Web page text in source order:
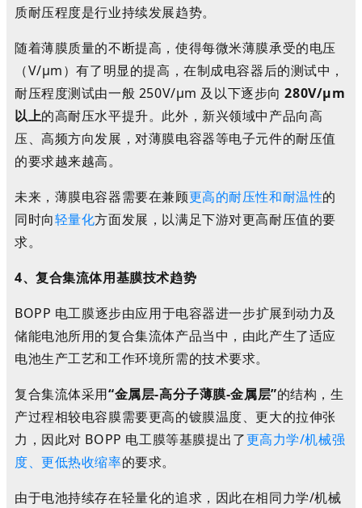
质耐压程度是行业持续发展趋势。
随着薄膜质量的不断提高，使得每微米薄膜承受的电压
（V/μm）有了明显的提高，在制成电容器后的测试中，
耐压程度测试由一般 250V/μm 及以下逐步向280V/μm
以上的高耐压水平提升。此外，新兴领域中产品向高
压、高频方向发展，对薄膜电容器等电子元件的耐压值
的要求越来越高。
未来，薄膜电容器需要在兼顾更高的耐压性和耐温性的
同时向轻量化方面发展，以满足下游对更高耐压值的要
求。
4、复合集流体用基膜技术趋势
BOPP 电工膜逐步由应用于电容器进一步扩展到动力及
储能电池所用的复合集流体产品当中，由此产生了适应
电池生产工艺和工作环境所需的技术要求。
复合集流体采用“金属层-高分子薄膜-金属层”的结构，生
产过程相较电容膜需要更高的镀膜温度、更大的拉伸张
力，因此对 BOPP 电工膜等基膜提出了更高力学/机械强
度、更低热收缩率的要求。
由于电池持续存在轻量化的追求，因此在相同力学/机械